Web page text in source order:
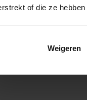
of die ze
Weigeren